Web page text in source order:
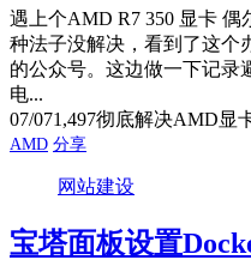
遇上个AMD R7 350 显卡 偶
种法子没解决，看到了这个
的公众号。这边做一下记录
电...
07/071,497彻底解决AMD显
AMD 分享
网站建设
宝塔面板设置